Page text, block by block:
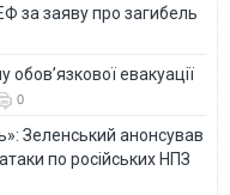
за заяву про загибель
евакуації
0
Зеленський анонсував
по російських НПЗ